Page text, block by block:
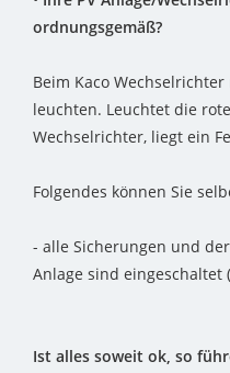
ordnungsgemäß?
Beim Kaco Wechselrichter
leuchten. Leuchtet die
Wechselrichter, liegt ein
Folgendes können Sie
- alle Sicherungen und
Anlage sind eingeschaltet
Ist alles soweit ok, so